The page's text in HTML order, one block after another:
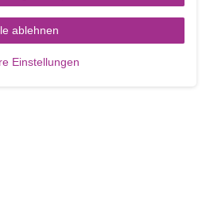
ablehnen
Einstellungen